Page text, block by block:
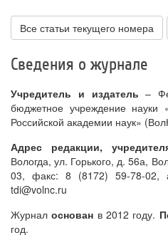
Все статьи текущего номера
Сведения о журнале
Учредитель и издатель –
бюджетное учреждение науки
Российской академии наук»
Адрес редакции,
Вологда, ул. Горького, д. 56а,
03, факс: 8 (8172) 59-78-02,
tdi@volnc.ru
Журналоснован в 2012 году.
год.